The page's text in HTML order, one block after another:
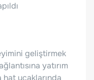
geliştirmek
yatırım
hat uçaklarında